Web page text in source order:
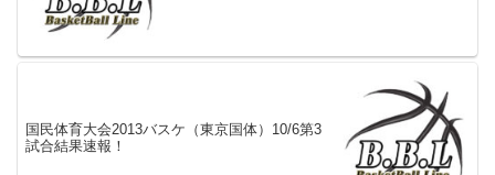
国民体育大会2013バスケ（東京国体）10/6第3
試合結果速報！